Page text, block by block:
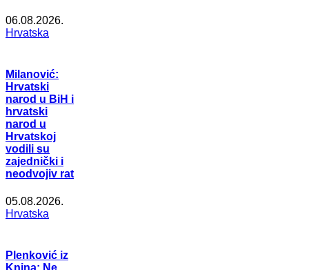
06.08.2026.
Hrvatska
Milanović:
Hrvatski
narod u BiH i
hrvatski
narod u
Hrvatskoj
vodili su
zajednički i
neodvojiv rat
05.08.2026.
Hrvatska
Plenković iz
Knina: Ne